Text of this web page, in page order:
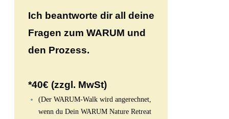
Ich beantworte dir all deine
Fragen zum WARUM und
den Prozess.
*40€ (zzgl. MwSt)
(Der WARUM-Walk wird angerechnet,
wenn du Dein WARUM Nature Retreat